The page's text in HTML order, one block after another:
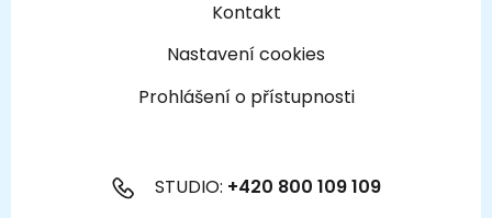
Kontakt
Nastavení cookies
Prohlášení o přístupnosti
STUDIO: +420 800 109 109